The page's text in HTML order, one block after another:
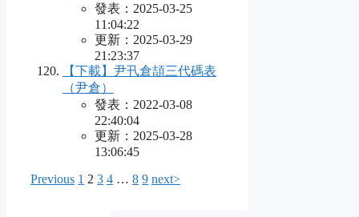
發表：2025-03-25
11:04:22
更新：2025-03-29
21:23:37
【下載】尹卂倉頡三代碼表
（尹倉）
發表：2022-03-08
22:40:04
更新：2025-03-28
13:06:45
Previous 1 2 3 4 … 8 9 next>